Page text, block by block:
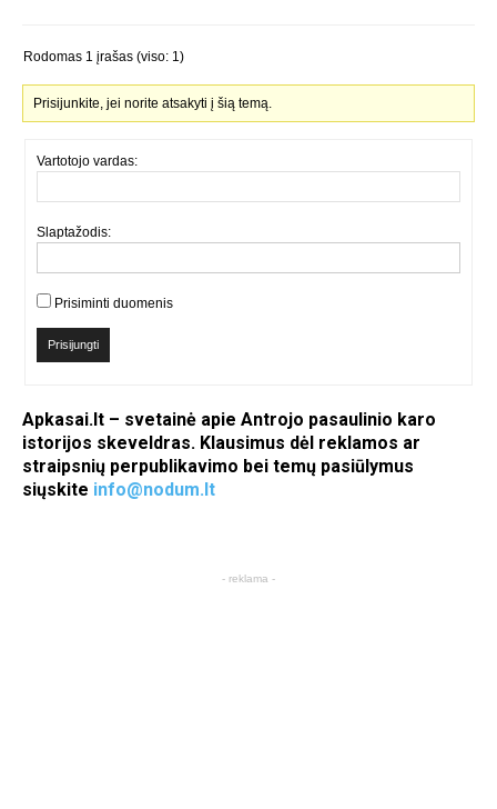
Rodomas 1 įrašas (viso: 1)
Prisijunkite, jei norite atsakyti į šią temą.
Vartotojo vardas:
Slaptažodis:
Prisiminti duomenis
Prisijungti
Apkasai.lt – svetainė apie Antrojo pasaulinio karo
istorijos skeveldras. Klausimus dėl reklamos ar
straipsnių perpublikavimo bei temų pasiūlymus
siųskite info@nodum.lt
- reklama -